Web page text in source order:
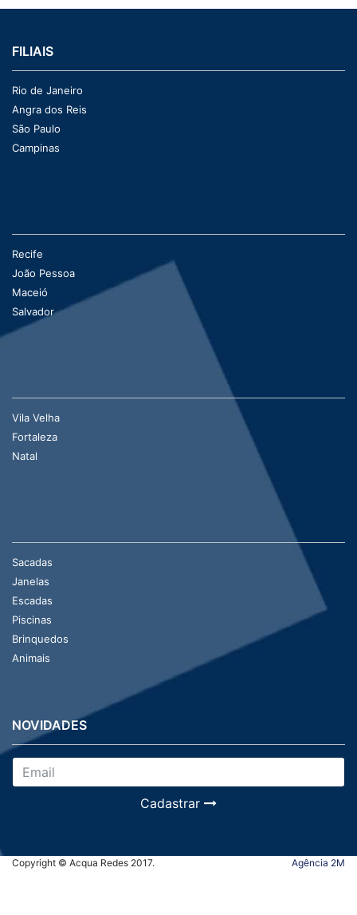
FILIAIS
Rio de Janeiro
Angra dos Reis
São Paulo
Campinas
Recife
João Pessoa
Maceió
Salvador
Vila Velha
Fortaleza
Natal
Sacadas
Janelas
Escadas
Piscinas
Brinquedos
Animais
NOVIDADES
Cadastrar
Copyright © Acqua Redes 2017. Agência 2M